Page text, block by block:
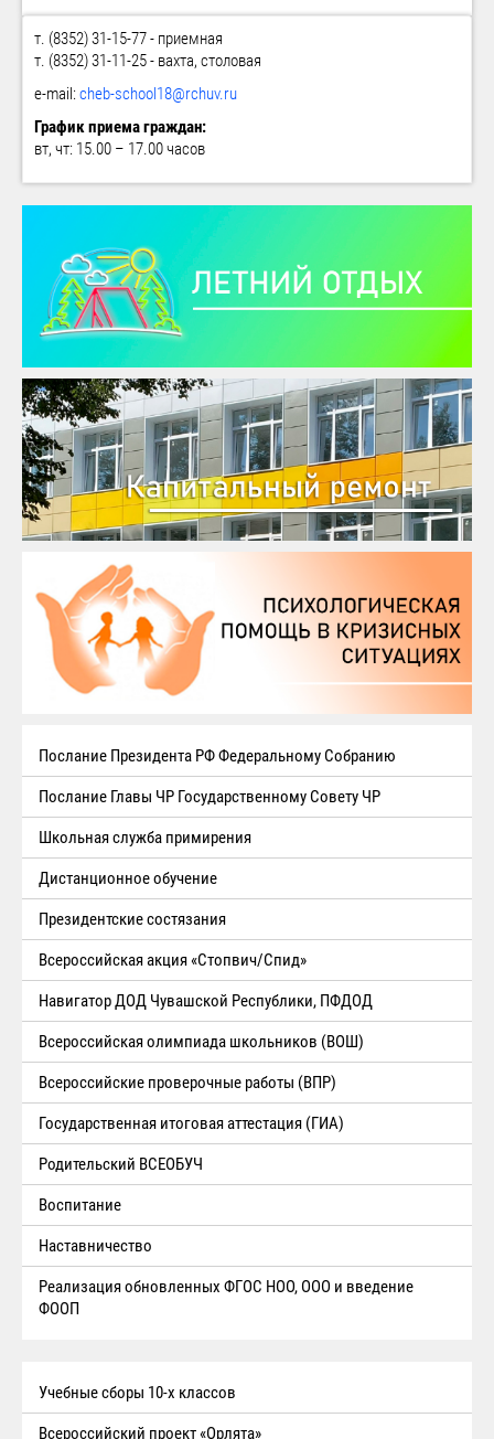
т. (8352) 31-15-77 - приемная
т. (8352) 31-11-25 - вахта, столовая
e-mail:cheb-school18@rchuv.ru
График приема граждан:
вт, чт: 15.00 – 17.00 часов
Послание Президента РФ Федеральному Собранию
Послание Главы ЧР Государственному Совету ЧР
Школьная служба примирения
Дистанционное обучение
Президентские состязания
Всероссийская акция «Стопвич/Спид»
Навигатор ДОД Чувашской Республики, ПФДОД
Всероссийская олимпиада школьников (ВОШ)
Всероссийские проверочные работы (ВПР)
Государственная итоговая аттестация (ГИА)
Родительский ВСЕОБУЧ
Воспитание
Наставничество
Реализация обновленных ФГОС НОО, ООО и введение
ФООП
Учебные сборы 10-х классов
Всероссийский проект «Орлята»